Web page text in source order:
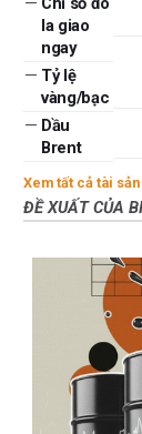
la giao
ngay
— Tỷ lệ
vàng/bạc
— Dầu
Brent
Xem tất cả tài sản
ĐỀ XUẤT CỦA